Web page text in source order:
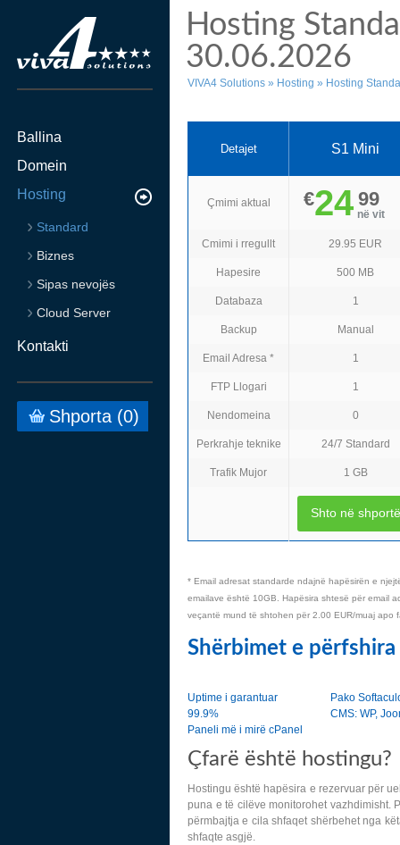
Ballina
Domein
Hosting
Standard
Biznes
Sipas nevojës
Cloud Server
Kontakti
Shporta (0)
Hosting
30.06.2026
VIVA4 Solutions » Hosting » Hosting
Detajet S1 Mini
Çmimi aktual €24 99
në vit
Cmimi i rregullt 29.95 EUR
Hapesire 500 MB
Databaza 1
Backup Manual
Email Adresa * 1
FTP Llogari 1
Nendomeina 0
Perkrahje teknike 24/7 Standard
Trafik Mujor 1 GB
Shto në shportë
* Email adresat standarde ndajnë hapësirën e
emailave është 10GB. Hapësira shtesë për email
veçantë mund të shtohen për 2.00 EUR/muaj apo
Shërbimet e
Uptime i garantuar
99.9%
Paneli më i mirë cPanel
Pako
CMS: WP,
Çfarë është hostingu?
Hostingu është hapësira e rezervuar për
puna e të cilëve monitorohet vazhdimisht.
përmbajtja e cila shfaqet shërbehet nga
shfaqte asgjë.